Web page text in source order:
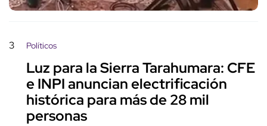
3 Políticos
Luz para la Sierra Tarahumara: CFE
e INPI anuncian electrificación
histórica para más de 28 mil
personas